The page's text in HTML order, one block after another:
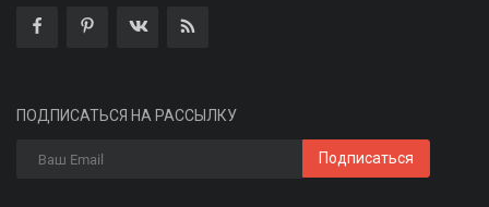
ПОДПИСАТЬСЯ НА РАССЫЛКУ
Подписаться